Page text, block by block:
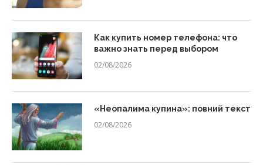
Как купить номер телефона: что
важно знать перед выбором
02/08/2026
«Неопалима купина»: повний текст
02/08/2026